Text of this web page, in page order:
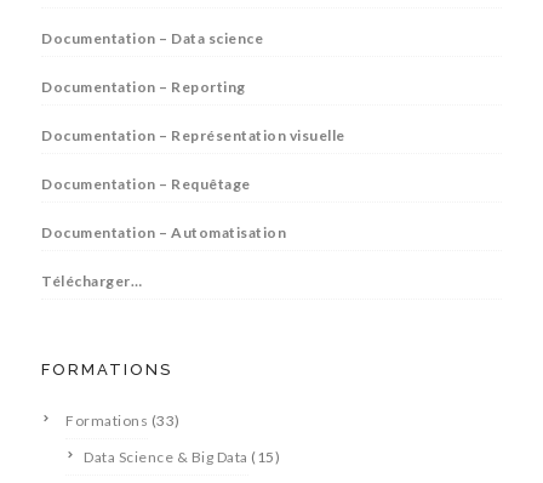
Documentation – Data science
Documentation – Reporting
Documentation – Représentation visuelle
Documentation – Requêtage
Documentation – Automatisation
Télécharger…
FORMATIONS
Formations (33)
Data Science & Big Data (15)